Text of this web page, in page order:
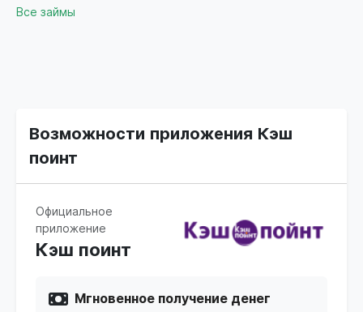
Все займы
Возможности приложения Кэш
поинт
Официальное
приложение
Кэш поинт
Мгновенное получение денег